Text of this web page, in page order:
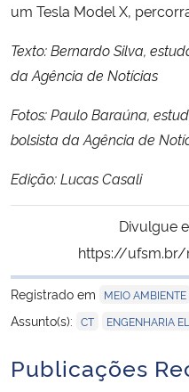
um Tesla Model X,
Texto: Bernardo Silva,
da Agência de Notícias
Fotos: Paulo Baraúna,
bolsista da Agência de
Edição: Lucas Casali
Divulgue
https://ufsm.br/
Registrado em
MEIO AMBIENTE
Assunto(s): CT ENGENHARIA
Publicações